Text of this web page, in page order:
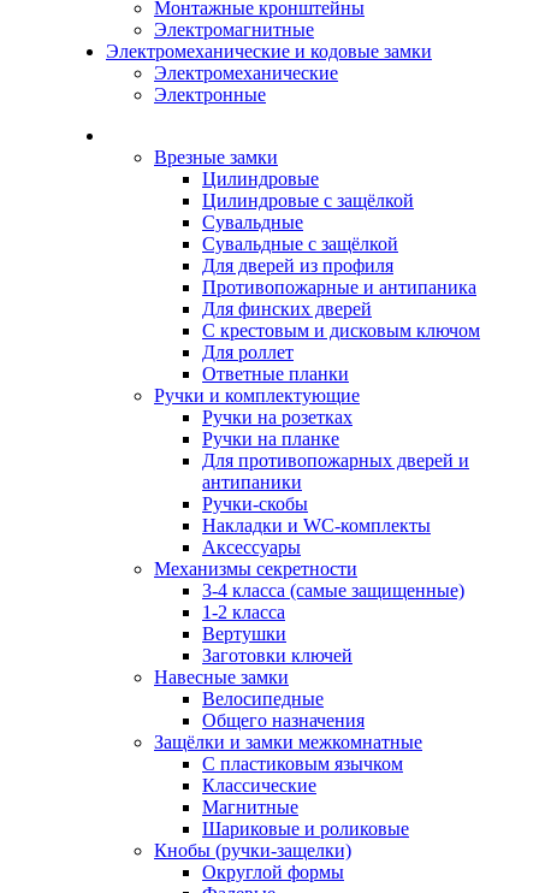
Монтажные кронштейны
Электромагнитные
Электромеханические и кодовые замки
Электромеханические
Электронные
Врезные замки
Цилиндровые
Цилиндровые с защёлкой
Сувальдные
Сувальдные с защёлкой
Для дверей из профиля
Противопожарные и антипаника
Для финских дверей
С крестовым и дисковым ключом
Для роллет
Ответные планки
Ручки и комплектующие
Ручки на розетках
Ручки на планке
Для противопожарных дверей и
антипаники
Ручки-скобы
Накладки и WC-комплекты
Аксессуары
Механизмы секретности
3-4 класса (самые защищенные)
1-2 класса
Вертушки
Заготовки ключей
Навесные замки
Велосипедные
Общего назначения
Защёлки и замки межкомнатные
С пластиковым язычком
Классические
Магнитные
Шариковые и роликовые
Кнобы (ручки-защелки)
Округлой формы